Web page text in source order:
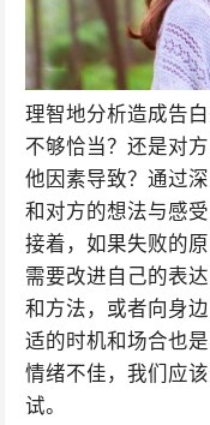
理智地分析造成告
不够恰当？还是对
他因素导致？通过
和对方的想法与感
接着，如果失败的
需要改进自己的表
和方法，或者向身
适的时机和场合也
情绪不佳，我们应
试。